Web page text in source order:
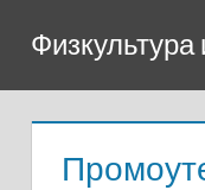
содержимому